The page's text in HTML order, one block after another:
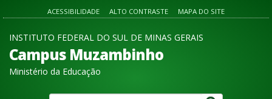
ACESSIBILIDADE ALTO CONTRASTE MAPA DO SITE
INSTITUTO FEDERAL DO SUL DE MINAS GERAIS
Campus Muzambinho
Ministério da Educação